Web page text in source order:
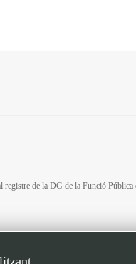
de la DG de la Funció Pública